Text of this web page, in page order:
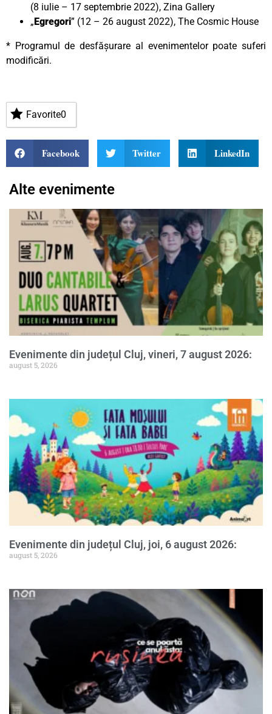
(8 iulie – 17 septembrie 2022), Zina Gallery
„Egregori” (12 – 26 august 2022), The Cosmic House
* Programul de desfășurare al evenimentelor poate suferi
modificări.
Favorite0
Facebook Twitter LinkedIn
Alte evenimente
Evenimente din județul Cluj, vineri, 7 august 2026:
august 5, 2026
Evenimente din județul Cluj, joi, 6 august 2026:
august 5, 2026